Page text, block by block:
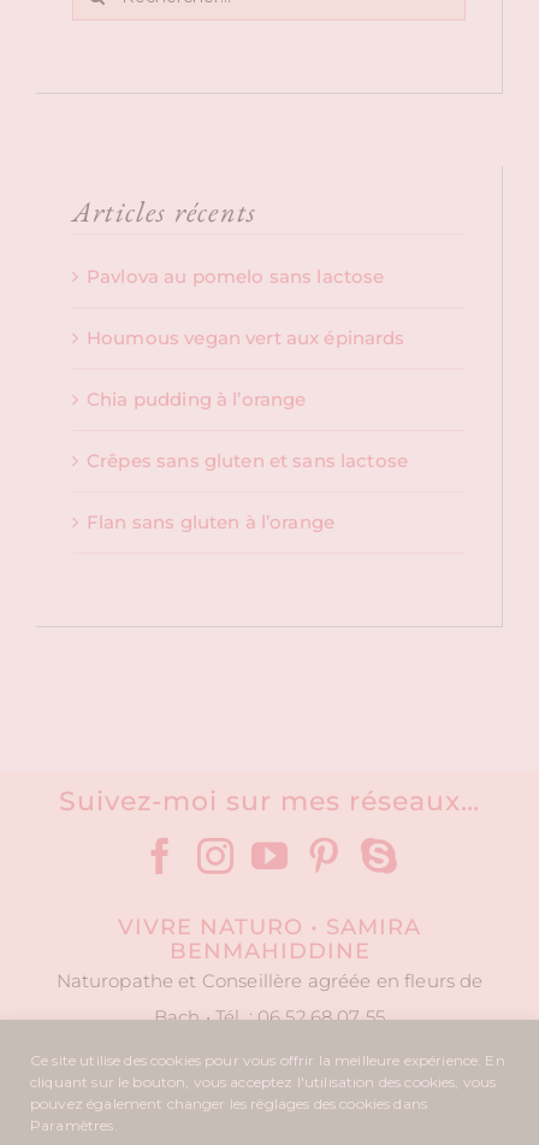
Articles récents
Pavlova au pomelo sans lactose
Houmous vegan vert aux épinards
Chia pudding à l’orange
Crêpes sans gluten et sans lactose
Flan sans gluten à l’orange
Suivez-moi sur mes réseaux…
VIVRE NATURO • SAMIRA
BENMAHIDDINE
Naturopathe et Conseillère agréée en fleurs de
Bach • Tél. : 06 52 68 07 55
Copyright © 2015 Vivre Naturo. Tous droits réservés. |
Ce site utilise des cookies pour vous offrir la meilleure expérience. En
cliquant sur le bouton, vous acceptez l'utilisation des cookies, vous
pouvez également changer les réglages des cookies dans
Paramètres.